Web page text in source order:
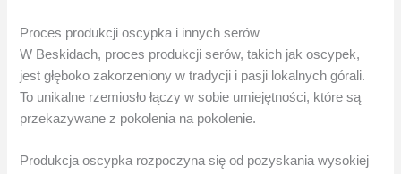
Proces produkcji oscypka i innych serów
W Beskidach, proces produkcji serów, takich jak oscypek,
jest głęboko zakorzeniony w tradycji i pasji lokalnych górali.
To unikalne rzemiosło łączy w sobie umiejętności, które są
przekazywane z pokolenia na pokolenie.
Produkcja oscypka rozpoczyna się od pozyskania wysokiej